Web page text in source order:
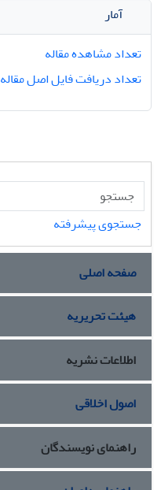
آمار
تعداد مشاهده مقاله
تعداد دریافت فایل اصل مقاله
جستجوی پیشرفته
صفحه اصلی
هیئت تحریریه
اطلاعات نشریه
اصول اخلاقی
راهنمای نویسندگان